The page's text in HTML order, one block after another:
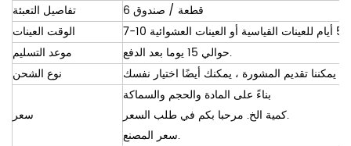
تفاصيل التعبئة
6 قطعة / صندوق
الوقت العينات
موعد التسليم
حوالي 15 يوما بعد الدفع.
نوع الشحن
سعر
بناءً على المادة والحجم والسماكة
كمية الخ. مرحبا بكم في طلب السعر.
سعر المصنع.